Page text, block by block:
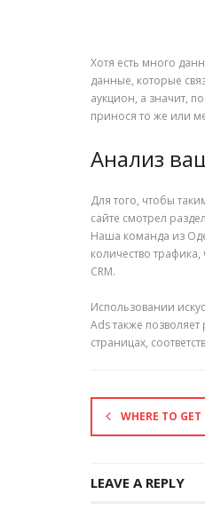
Хотя есть много
данные, которые
аукцион, а значит,
принося то же или
Анализ
Для того, чтобы
сайте смотрел
Наша команда из
количество
СRM.
Использовании
Ads также
страницах,
WHERE TO
LEAVE A REPLY